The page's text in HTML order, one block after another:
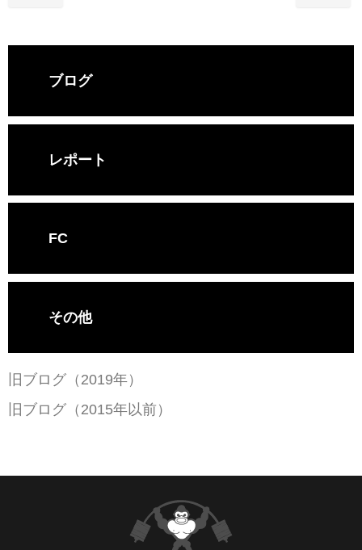
ブログ
レポート
FC
その他
旧ブログ（2019年）
旧ブログ（2015年以前）